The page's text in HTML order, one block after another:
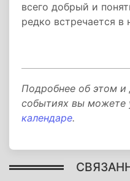
всего добрый и
редко встречается в
Подробнее об этом и
событиях вы можете
календаре.